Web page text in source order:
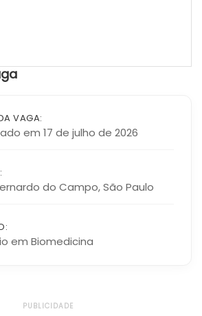
VAGA:
em 17 de julho de 2026
do Campo,São Paulo
em Biomedicina
PUBLICIDADE